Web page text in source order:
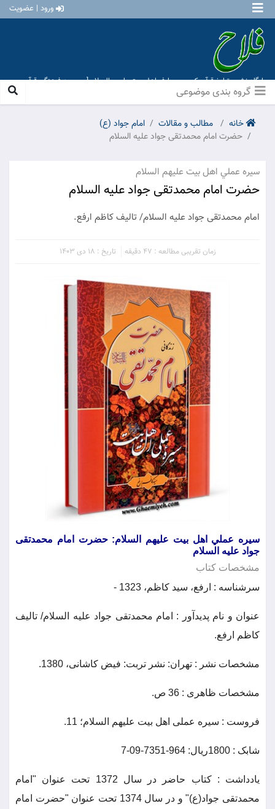
ورود | عضویت
پایگاه نشر و تبلیغ قرآن کریم و معارف اهل بیت علیهم السلام [ موسسه فرهنگی قرآن و
عترت منهاج عشق آباد ]
خانه مطالب و مقالات
امام جواد (ع)
حضرت امام محمدتقی جواد علیه السلام
سيره عملي اهل بيت عليهم السلام
حضرت امام محمدتقی جواد علیه السلام
امام محمدتقی جواد علیه السلام/ تالیف کاظم ارفع.
زمان تقریبی مطالعه : 47 دقیقه تاریخ : 18 دی 1403
سيره عملي اهل بيت عليهم السلام: حضرت امام محمدتقی
جواد علیه السلام
مشخصات كتاب
سرشناسه : ارفع، سید کاظم، 1323 -
عنوان و نام پديدآور : امام محمدتقی جواد علیه السلام/ تالیف
کاظم ارفع.
مشخصات نشر : تهران: نشر تربت: فیض کاشانی، 1380.
مشخصات ظاهری : 36 ص.
فروست : سیره عملی اهل بیت علیهم السلام؛ 11.
شابک : 1800ریال: 964-7351-09-7
يادداشت : کتاب حاضر در سال 1372 تحت عنوان "امام
محمدتقی جواد(ع)" و در سال 1374 تحت عنوان "حضرت امام